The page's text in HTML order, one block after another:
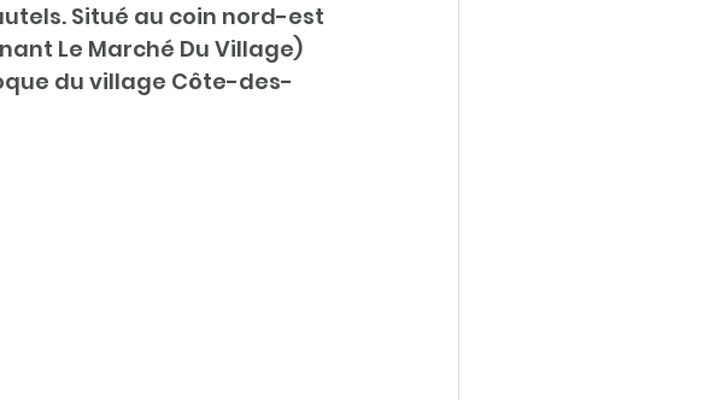
Situé au coin nord-est
Le Marché Du Village)
du village Côte-des-